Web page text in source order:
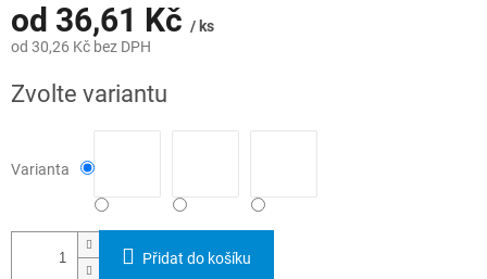
od 36,61 Kč / ks
od 30,26 Kč bez DPH
cena:
Zvolte variantu
Varianta
Přidat do košíku